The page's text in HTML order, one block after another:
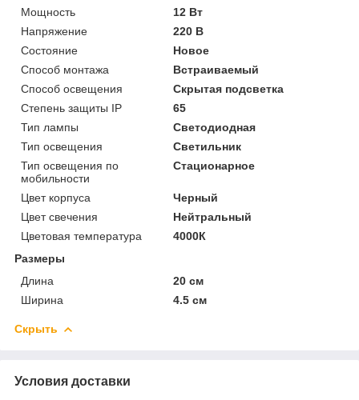
Мощность
12 Вт
Напряжение
220 В
Состояние
Новое
Способ монтажа
Встраиваемый
Способ освещения
Скрытая подсветка
Степень защиты IP
65
Тип лампы
Светодиодная
Тип освещения
Светильник
Тип освещения по
мобильности
Стационарное
Цвет корпуса
Черный
Цвет свечения
Нейтральный
Цветовая температура
4000К
Размеры
Длина
20 см
Ширина
4.5 см
Скрыть
Условия доставки